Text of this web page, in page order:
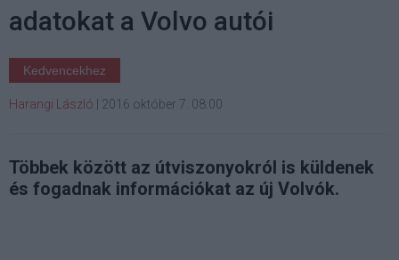
adatokat a Volvo autói
Kedvencekhez
Harangi László 2016 október 7. 08:00
Többek között az útviszonyokról is küldenek
és fogadnak információkat az új Volvók.